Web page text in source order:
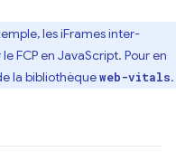
les iFrames inter-
FCP en JavaScript. Pour en
la bibliothèqueweb-vitals.